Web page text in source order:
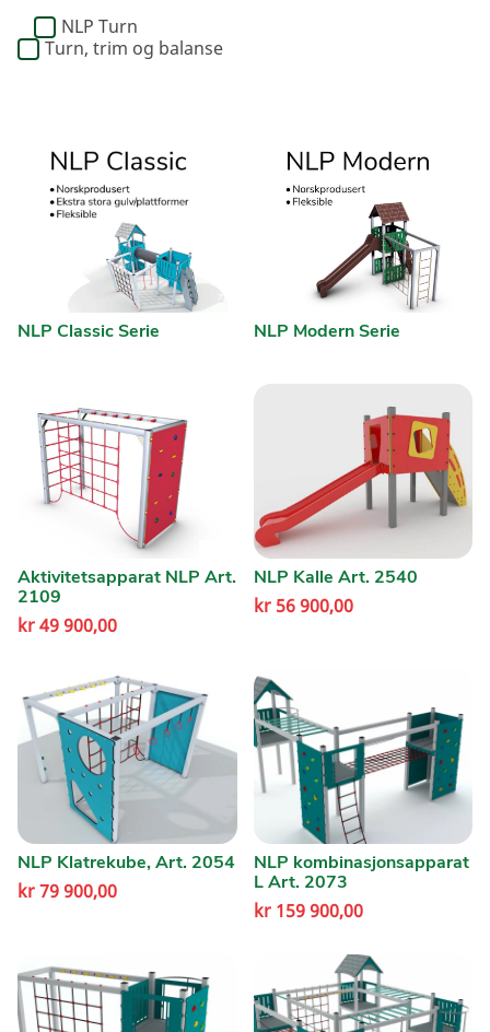
NLP Turn
Turn, trim og balanse
NLP Classic Serie NLP Modern Serie
Aktivitetsapparat NLP Art.
2109
kr49 900,00
NLP Kalle Art. 2540
kr56 900,00
NLP Klatrekube, Art. 2054
kr79 900,00
NLP kombinasjonsapparat
L Art. 2073
kr159 900,00